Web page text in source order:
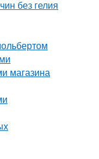
без гелия
магазина